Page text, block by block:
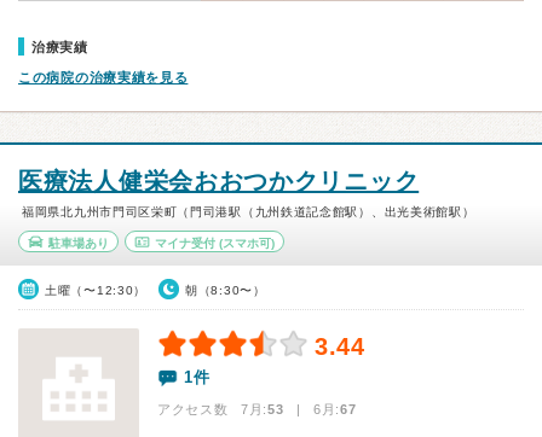
治療実績
この病院の治療実績を見る
医療法人健栄会おおつかクリニック
福岡県北九州市門司区栄町（門司港駅（九州鉄道記念館駅）、出光美術館駅）
駐車場あり マイナ受付(スマホ可)
土曜（〜12:30） 朝（8:30〜）
3.44
1件
アクセス数 7月:53 | 6月:67